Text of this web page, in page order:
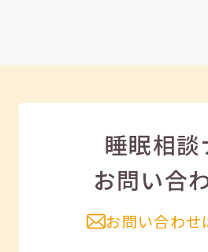
睡眠相談
お問い合
お問い合わせ